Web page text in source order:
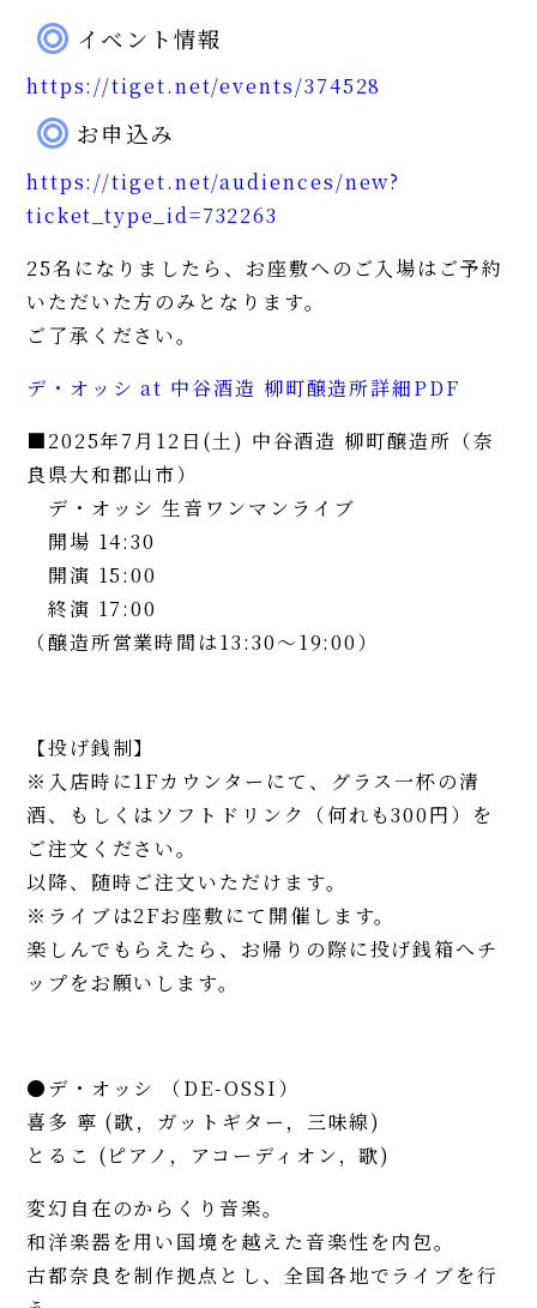
イベント情報
https://tiget.net/events/374528
お申込み
https://tiget.net/audiences/new?
ticket_type_id=732263
25名になりましたら、お座敷へのご入場はご予約
いただいた方のみとなります。
ご了承ください。
デ・オッシ at 中谷酒造 柳町醸造所詳細PDF
■2025年7月12日(土) 中谷酒造 柳町醸造所（奈
良県大和郡山市）
デ・オッシ 生音ワンマンライブ
開場 14:30
開演 15:00
終演 17:00
（醸造所営業時間は13:30〜19:00）
【投げ銭制】
※入店時に1Fカウンターにて、グラス一杯の清
酒、もしくはソフトドリンク（何れも300円）を
ご注文ください。
以降、随時ご注文いただけます。
※ライブは2Fお座敷にて開催します。
楽しんでもらえたら、お帰りの際に投げ銭箱へチ
ップをお願いします。
●デ・オッシ （DE-OSSI）
喜多 寧 (歌，ガットギター，三味線)
とるこ (ピアノ，アコーディオン，歌)
変幻自在のからくり音楽。
和洋楽器を用い国境を越えた音楽性を内包。
古都奈良を制作拠点とし、全国各地でライブを行